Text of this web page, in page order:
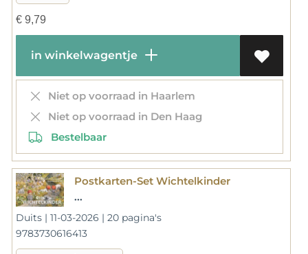
€9,79
in winkelwagentje
Niet op voorraad in Haarlem
Niet op voorraad in Den Haag
Bestelbaar
Postkarten-Set Wichtelkinder
...
Duits | 11-03-2026 | 20 pagina's
9783730616413